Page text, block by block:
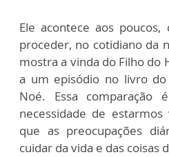
Ele acontece aos
proceder, no cotidiano da
mostra a vinda do Filho do
a um episódio no livro
Noé. Essa comparação
necessidade de
que as preocupações
cuidar da vida e das coisas